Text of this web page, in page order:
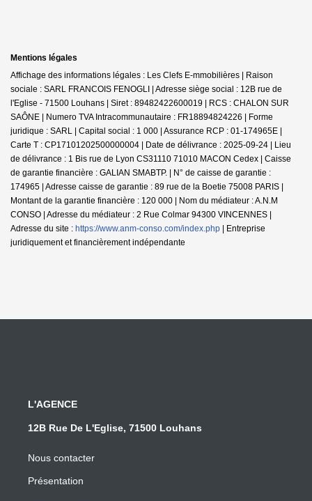
Mentions légales
Affichage des informations légales : Les Clefs E-mmobilières | Raison
sociale : SARL FRANCOIS FENOGLI | Adresse siège social : 12B rue de
l'Eglise - 71500 Louhans | Siret : 89482422600019 | RCS : CHALON SUR
SAÔNE | Numero TVA Intracommunautaire : FR18894824226 | Forme
juridique : SARL | Capital social : 1 000 | Assurance RCP : 01-174965E |
Carte T : CP17101202500000004 | Date de délivrance : 2025-09-24 | Lieu
de délivrance : 1 Bis rue de Lyon CS31110 71010 MACON Cedex | Caisse
de garantie financière : GALIAN SMABTP. | N° de caisse de garantie :
174965 | Adresse caisse de garantie : 89 rue de la Boetie 75008 PARIS |
Montant de la garantie financière : 120 000 | Nom du médiateur : A.N.M
CONSO | Adresse du médiateur : 2 Rue Colmar 94300 VINCENNES |
Adresse du site : https://www.anm-conso.com/index.php | Entreprise
juridiquement et financièrement indépendante
L'AGENCE
12B Rue De L'Eglise, 71500 Louhans
Nous contacter
Présentation